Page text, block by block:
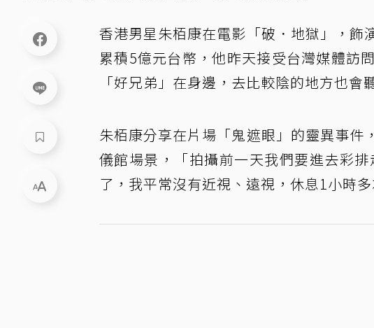
香港男星朱栢康在電影「破．地獄」，飾
累積5億元台幣，他昨天接受台灣媒體訪
「好兄弟」在身邊，去比較陰的地方也會
朱栢康分享在片場「鬼遮眼」的靈異事件
儀館場景，「拍攝前一天我們要進去彩
了，我平常沒有近視、遠視，休息1小時多